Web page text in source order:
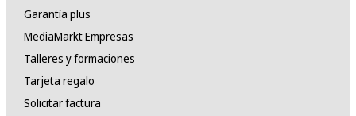
Garantía plus
MediaMarkt Empresas
Talleres y formaciones
Tarjeta regalo
Solicitar factura